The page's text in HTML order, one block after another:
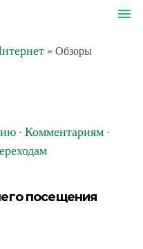
menu
» Обзоры
· Комментариям ·
посещения